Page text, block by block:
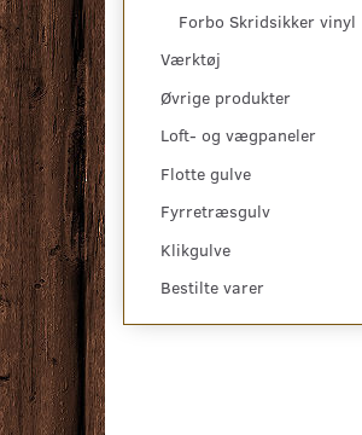
Forbo Skridsikker vinyl
Værktøj
Øvrige produkter
Loft- og vægpaneler
Flotte gulve
Fyrretræsgulv
Klikgulve
Bestilte varer
319,00 DKK
551,88 DKK pr
551,88 DKK
Se produktet
319,00 DKK
Se produktet
-53%